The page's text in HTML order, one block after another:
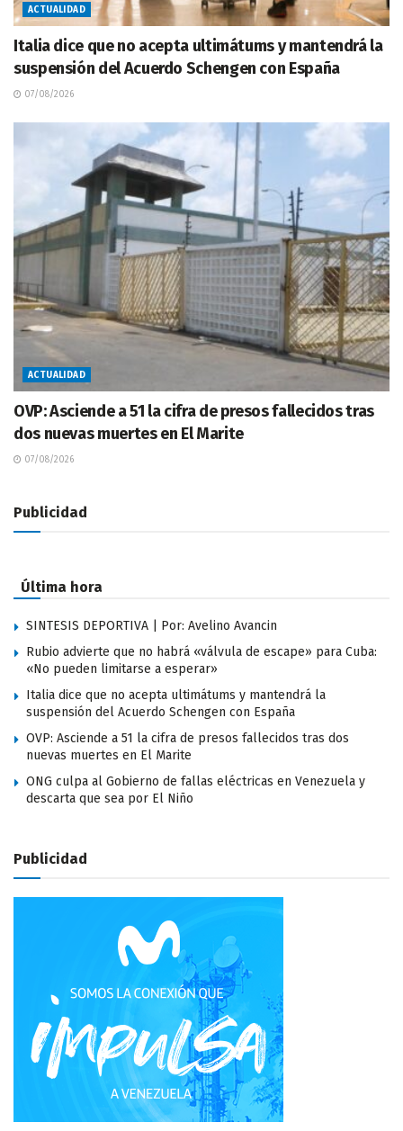
ACTUALIDAD
Italia dice que no acepta ultimátums y mantendrá la
suspensión del Acuerdo Schengen con España
07/08/2026
ACTUALIDAD
OVP: Asciende a 51 la cifra de presos fallecidos tras
dos nuevas muertes en El Marite
07/08/2026
Publicidad
Última hora
SINTESIS DEPORTIVA | Por: Avelino Avancin
Rubio advierte que no habrá «válvula de escape» para Cuba:
«No pueden limitarse a esperar»
Italia dice que no acepta ultimátums y mantendrá la
suspensión del Acuerdo Schengen con España
OVP: Asciende a 51 la cifra de presos fallecidos tras dos
nuevas muertes en El Marite
ONG culpa al Gobierno de fallas eléctricas en Venezuela y
descarta que sea por El Niño
Publicidad